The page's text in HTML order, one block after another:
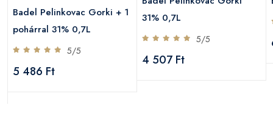
Badel Pelinkovac Gorki + 1
pohárral 31% 0,7L
5/5
5 486 Ft
31% 0,7L
5/5
4 507 Ft